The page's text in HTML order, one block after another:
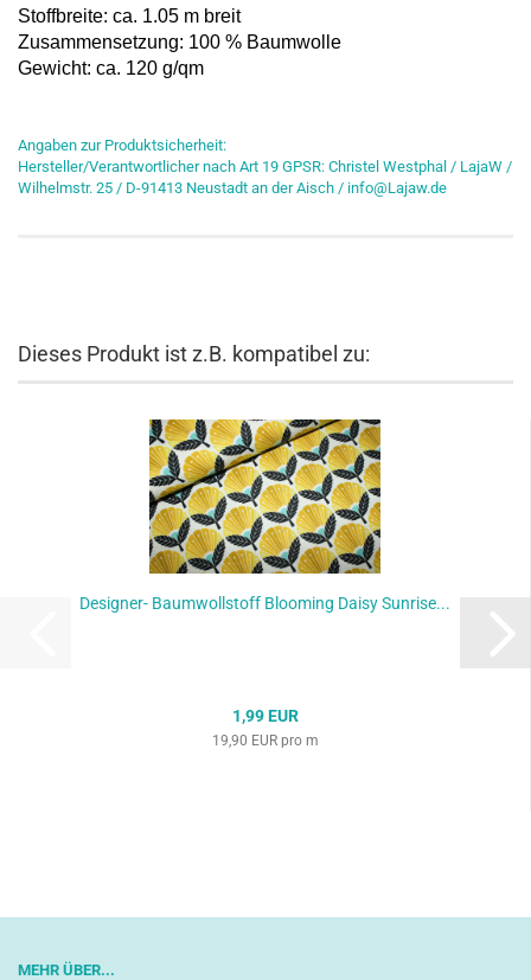
Stoffbreite: ca. 1.05 m breit
Zusammensetzung: 100 % Baumwolle
Gewicht: ca. 120 g/qm
Angaben zur Produktsicherheit:
Hersteller/Verantwortlicher nach Art 19 GPSR: Christel Westphal / LajaW /
Wilhelmstr. 25 / D-91413 Neustadt an der Aisch / info@Lajaw.de
Dieses Produkt ist z.B. kompatibel zu:
Designer- Baumwollstoff Blooming Daisy Sunrise...
1,99 EUR
19,90 EUR pro m
MEHR ÜBER...